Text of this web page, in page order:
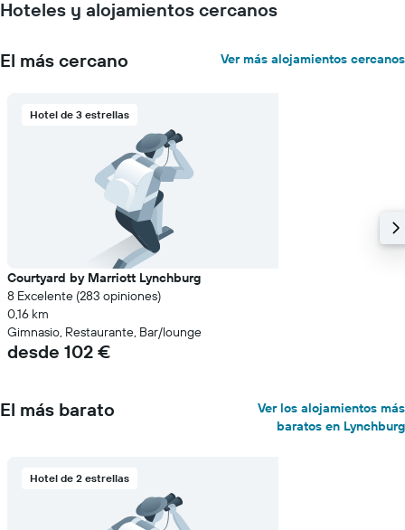
estancia
muestra
Hoteles y alojamientos cercanos
El más cercano Ver más alojamientos cercanos
Hotel de 3 estrellas
Courtyard by Marriott Lynchburg
8 Excelente (283 opiniones)
0,16 km
Gimnasio, Restaurante, Bar/lounge
desde 102 €
El más barato
Ver los alojamientos más
baratos en Lynchburg
Hotel de 2 estrellas